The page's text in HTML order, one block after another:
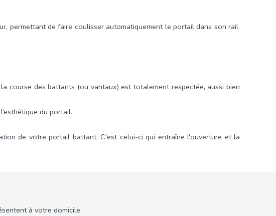
permettant de faire coulisser automatiquement le portail dans son rail.
course des battants (ou vantaux) est totalement respectée, aussi bien
du portail.
de votre portail battant. C'est celui-ci qui entraîne l'ouverture et la
à votre domicile.